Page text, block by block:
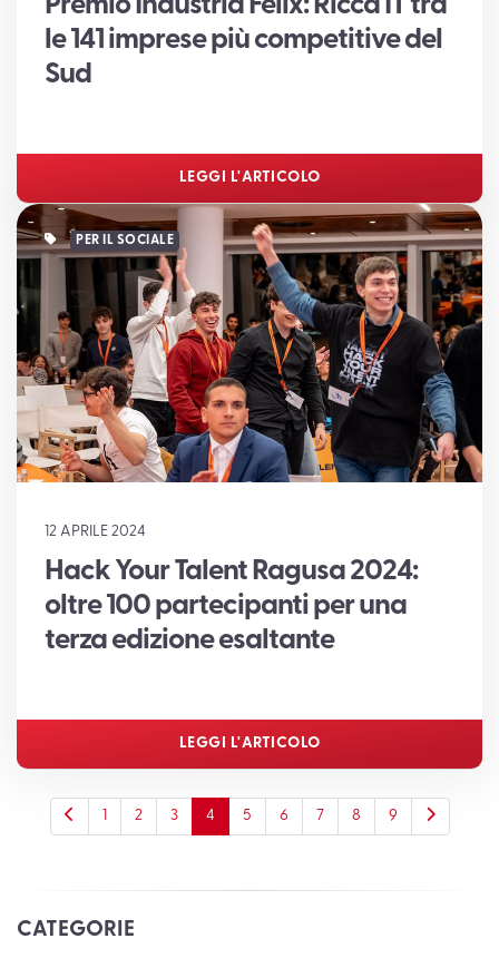
Premio Industria Felix: Ricca IT tra
le 141 imprese più competitive del
Sud
LEGGI L'ARTICOLO
12 APRILE 2024
Hack Your Talent Ragusa 2024:
oltre 100 partecipanti per una
terza edizione esaltante
PER IL SOCIALE
LEGGI L'ARTICOLO
1 2 3 4 5 6 7 8 9
CATEGORIE